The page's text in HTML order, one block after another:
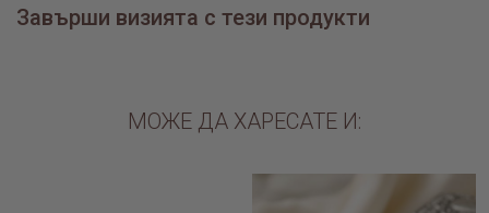
Завърши визията с тези продукти
МОЖЕ ДА ХАРЕСАТЕ И: